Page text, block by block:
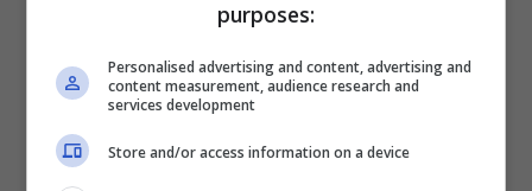
purposes:
Personalised advertising and content, advertising and
content measurement, audience research and
services development
Store and/or access information on a device